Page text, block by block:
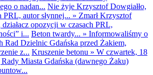
o nadan... Nie żyje Krzysztof Dowgiałło,
autor słynnej... » Zmarł Krzysztof
działacz opozycji w czasach PRL,
i... Beton twardy... » Informowaliśmy o
Rad Dzielnic Gdańska przed Żakiem,
z... Kruszenie betonu » W czwartek, 18
Miasta Gdańska (dawnego Żaku)